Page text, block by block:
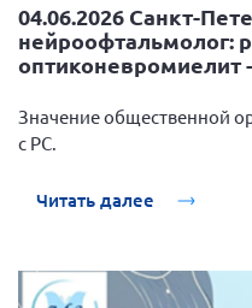
Письма и
Методическая
Исследования,
"Рассеянный
ОООИБРС" (25-
04.06.2026 Санкт-
нейроофтальмолог:
оптиконевромиелит
Значение общественной
с РС.
Читать далее